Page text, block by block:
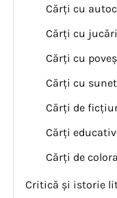
Cărți cu
Cărți cu
Cărți cu
Cărți cu
Cărți de
Cărți
Cărți de
Critică și istorie